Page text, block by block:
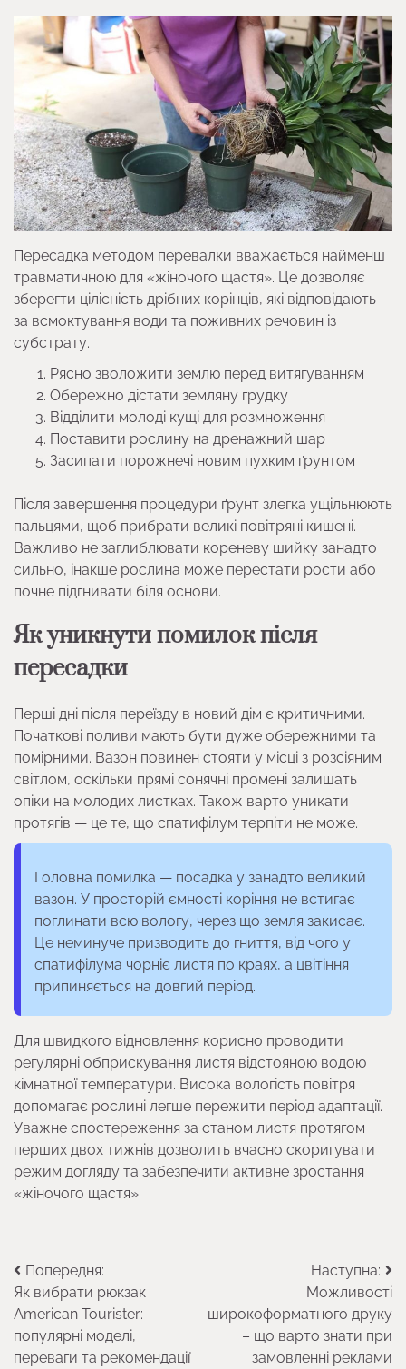
Пересадка методом перевалки вважається найменш
травматичною для «жіночого щастя». Це дозволяє
зберегти цілісність дрібних корінців, які відповідають
за всмоктування води та поживних речовин із
субстрату.
Рясно зволожити землю перед витягуванням
Обережно дістати земляну грудку
Відділити молоді кущі для розмноження
Поставити рослину на дренажний шар
Засипати порожнечі новим пухким ґрунтом
Після завершення процедури ґрунт злегка ущільнюють
пальцями, щоб прибрати великі повітряні кишені.
Важливо не заглиблювати кореневу шийку занадто
сильно, інакше рослина може перестати рости або
почне підгнивати біля основи.
Як уникнути помилок після
пересадки
Перші дні після переїзду в новий дім є критичними.
Початкові поливи мають бути дуже обережними та
помірними. Вазон повинен стояти у місці з розсіяним
світлом, оскільки прямі сонячні промені залишать
опіки на молодих листках. Також варто уникати
протягів — це те, що спатифілум терпіти не може.
Головна помилка — посадка у занадто великий
вазон. У просторій ємності коріння не встигає
поглинати всю вологу, через що земля закисає.
Це неминуче призводить до гниття, від чого у
спатифілума чорніє листя по краях, а цвітіння
припиняється на довгий період.
Для швидкого відновлення корисно проводити
регулярні обприскування листя відстояною водою
кімнатної температури. Висока вологість повітря
допомагає рослині легше пережити період адаптації.
Уважне спостереження за станом листя протягом
перших двох тижнів дозволить вчасно скоригувати
режим догляду та забезпечити активне зростання
«жіночого щастя».
Навігація
записів
Попередня:
Як вибрати рюкзак
American Tourister:
популярні моделі,
переваги та рекомендації
Наступна:
Можливості
широкоформатного друку
– що варто знати при
замовленні реклами